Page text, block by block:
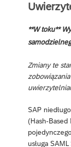
**W toku**
Zmiany te
SAP
(Hash-
usługa